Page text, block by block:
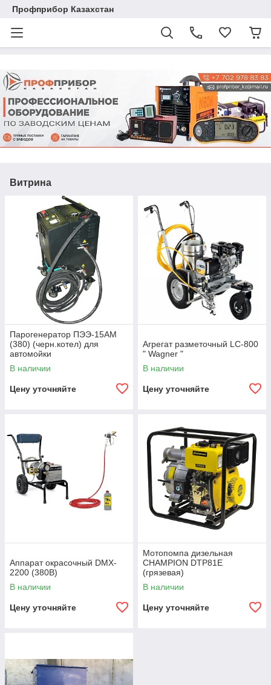
Профприбор Казахстан
Витрина
Парогенератор ПЭЭ-15АМ
(380) (черн.котел) для
автомойки
В наличии
Цену уточняйте
Агрегат разметочный LC-800
" Wagner "
В наличии
Цену уточняйте
Аппарат окрасочный DMX-
2200 (380В)
В наличии
Цену уточняйте
Мотопомпа дизельная
CHAMPION DTP81E
(грязевая)
В наличии
Цену уточняйте